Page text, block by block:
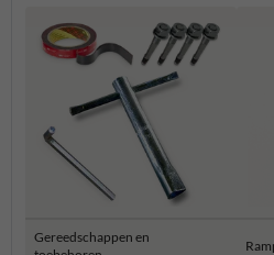
Gereedschappen en